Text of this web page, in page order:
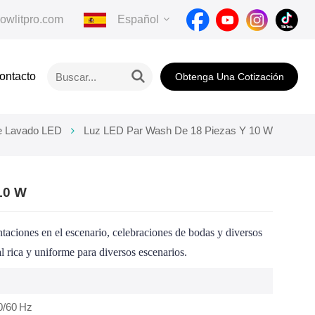
Español
English
Español
Obtenga Una Cotización
Lavado LED Luz LED Par Wash De 18 Piezas Y 10 W
W
en el escenario, celebraciones de bodas y diversos
y uniforme para diversos escenarios.
60 Hz